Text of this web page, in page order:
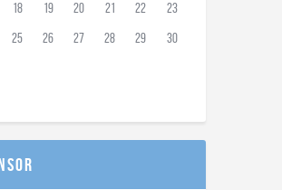
18 19 20 21 22 23
25 26 27 28 29 30